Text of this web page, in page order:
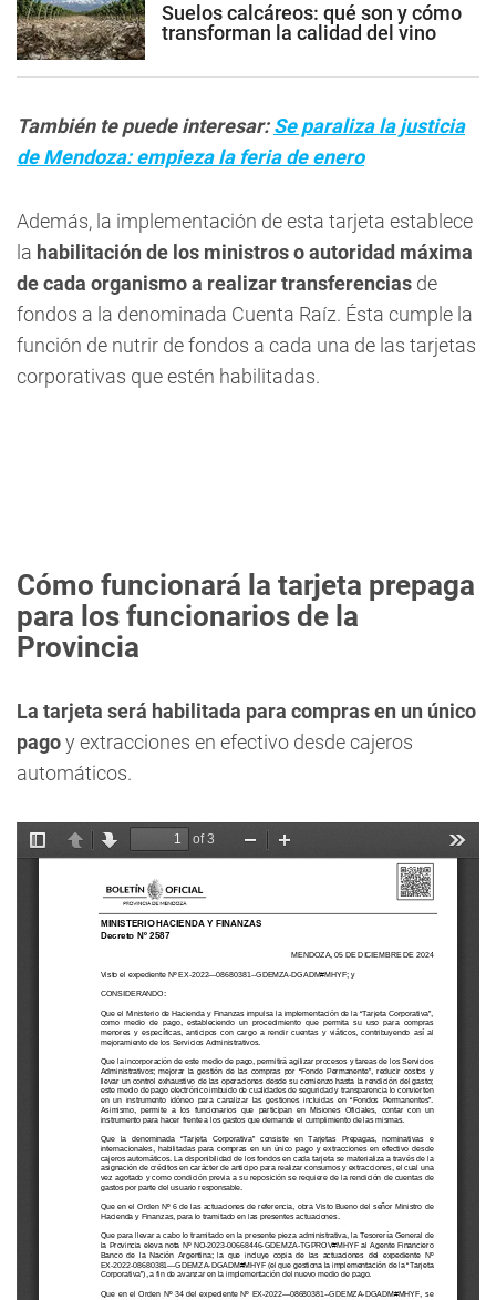
Suelos calcáreos: qué son y cómo
transforman la calidad del vino
También te puede interesar:Se paraliza la justicia
de Mendoza: empieza la feria de enero
Además, la implementación de esta tarjeta establece
la habilitación de los ministros o autoridad máxima
de cada organismo a realizar transferencias de
fondos a la denominada Cuenta Raíz. Ésta cumple la
función de nutrir de fondos a cada una de las tarjetas
corporativas que estén habilitadas.
Cómo funcionará la tarjeta prepaga
para los funcionarios de la
Provincia
La tarjeta será habilitada para compras en un único
pagoy extracciones en efectivo desde cajeros
automáticos.